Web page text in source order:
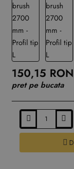
150,15 RON
pret pe bucata